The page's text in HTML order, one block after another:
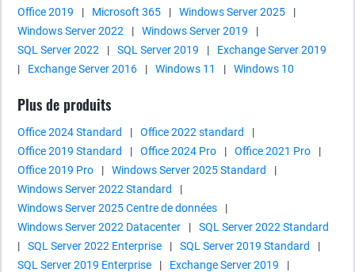
Office 2019
| Microsoft 365 | Windows Server 2025
|
Windows Server 2022
| Windows Server 2019
|
SQL Server 2022
| SQL Server 2019 |
Exchange Server 2019
|
Exchange Server 2016 | Windows 11 | Windows 10
Plus de produits
Office 2024 Standard | Office 2022 standard
|
Office 2019 Standard
| Office 2024 Pro | Office 2021 Pro
|
Office 2019 Pro
| Windows Server 2025 Standard
|
Windows Server 2022 Standard
|
Windows Server 2025 Centre de données
|
Windows Server 2022 Datacenter
|
SQL Server 2022 Standard
|
SQL Server 2022 Enterprise | SQL Server 2019 Standard
|
SQL Server 2019 Enterprise
| Exchange Server 2019
|